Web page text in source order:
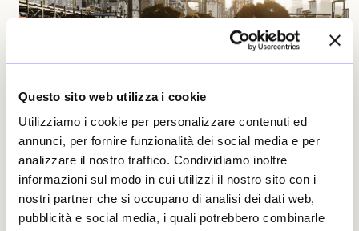
Questo sito web utilizza i cookie
Utilizziamo i cookie per personalizzare contenuti ed
annunci, per fornire funzionalità dei social media e per
analizzare il nostro traffico. Condividiamo inoltre
informazioni sul modo in cui utilizzi il nostro sito con i
nostri partner che si occupano di analisi dei dati web,
pubblicità e social media, i quali potrebbero combinarle
NEWS ART BASEL MIAMI BEACH 2025
Lawrence Lek e la fragile vita interiore delle macchine
La mostra «NOX Pavilion» trasforma le gallerie del Bass Museum